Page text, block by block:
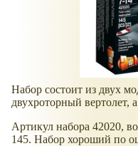
Набор состоит из двух
двухроторный вертолет,
Артикул набора 42020,
145. Набор хороший по